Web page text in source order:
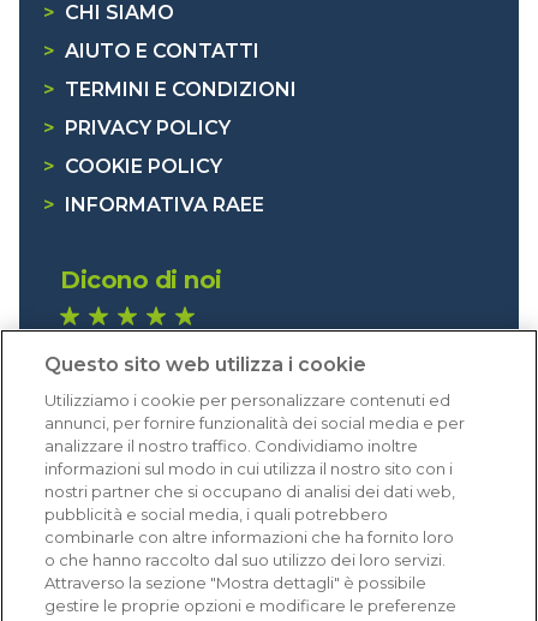
> CHI SIAMO
> AIUTO E CONTATTI
> TERMINI E CONDIZIONI
>
PRIVACY POLICY
> COOKIE POLICY
>
INFORMATIVA RAEE
Dicono di noi
Eccellente (4,8)
Acquisti verificati
Questo sito web utilizza i cookie
Utilizziamo i cookie per personalizzare contenuti ed
annunci, per fornire funzionalità dei social media e per
analizzare il nostro traffico. Condividiamo inoltre
informazioni sul modo in cui utilizza il nostro sito con i
nostri partner che si occupano di analisi dei dati web,
pubblicità e social media, i quali potrebbero
combinarle con altre informazioni che ha fornito loro
o che hanno raccolto dal suo utilizzo dei loro servizi.
Attraverso la sezione "Mostra dettagli" è possibile
gestire le proprie opzioni e modificare le preferenze